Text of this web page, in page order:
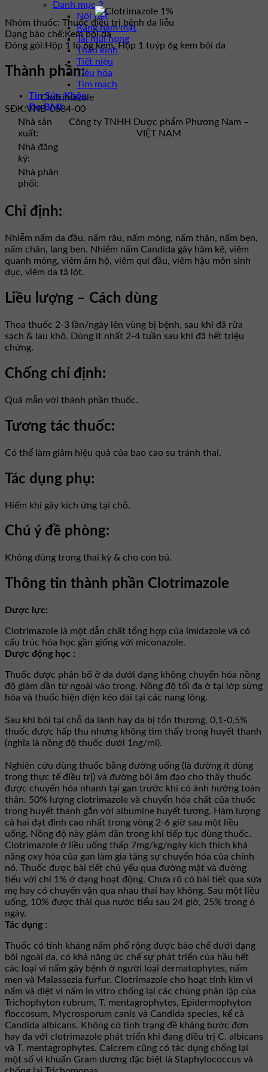
Danh mục 2
Nội tiết
Răng hàm mặt
Tai mũi họng
Thần kinh
Tiết niệu
Tiêu hóa
Tim mạch
Tin Sức Khỏe
Đo BMI
Nhóm thuốc: Thuốc điều trị bệnh da liễu
Dạng bào chế: Kem bôi da
Đóng gói: Hộp 1 lọ 6g kem, Hộp 1 tuýp 6g kem bôi da
Thành phần:
Clotrimazole
SĐK:VNB-0684-00
Nhà sản
xuất:
Công ty TNHH Dược phẩm Phương Nam –
VIỆT NAM
Nhà đăng
ký:
Nhà phân
phối:
Chỉ định:
Nhiễm nấm da đầu, nấm râu, nấm móng, nấm thân, nấm bẹn,
nấm chân, lang ben. Nhiễm nấm Candida gây hăm kẽ, viêm
quanh móng, viêm âm hộ, viêm qui đầu, viêm hậu môn sinh
dục, viêm da tã lót.
Liều lượng – Cách dùng
Thoa thuốc 2-3 lần/ngày lên vùng bị bệnh, sau khi đã rửa
sạch & lau khô. Dùng ít nhất 2-4 tuần sau khi đã hết triệu
chứng.
Chống chỉ định:
Quá mẫn với thành phần thuốc.
Tương tác thuốc:
Có thể làm giảm hiệu quả của bao cao su tránh thai.
Tác dụng phụ:
Hiếm khi gây kích ứng tại chỗ.
Chú ý đề phòng:
Không dùng trong thai kỳ & cho con bú.
Thông tin thành phần Clotrimazole
Dược lực:
Clotrimazole là một dẫn chất tổng hợp của imidazole và có
cấu trúc hóa học gần giống với miconazole.
Dược động học :
Thuốc được phân bố ở da dưới dạng không chuyển hóa nồng
độ giảm dần từ ngoài vào trong. Nồng độ tối đa ở tại lớp sừng
hóa và thuốc hiện diện kéo dài tại các nang lông.
Sau khi bôi tại chỗ da lành hay da bị tổn thương, 0,1-0,5%
thuốc được hấp thu nhưng không tìm thấy trong huyết thanh
(nghĩa là nồng độ thuốc dưới 1ng/ml).
Nghiên cứu dùng thuốc bằng đường uống (là đường ít dùng
trong thực tế điều trị) và đường bôi âm đạo cho thấy thuốc
được chuyển hóa nhanh tại gan trước khi có ảnh hưởng toàn
thân. 50% lượng clotrimazole và chuyển hóa chất của thuốc
trong huyết thanh gắn với albumine huyết tương. Hàm lượng
cả hai đạt đỉnh cao nhất trong vòng 2-6 giờ sau một liều
uống. Nồng độ này giảm dần trong khi tiếp tục dùng thuốc.
Clotrimazole ở liều uống thấp 7mg/kg/ngày kích thích khả
năng oxy hóa của gan làm gia tăng sự chuyển hóa của chính
nó. Thuốc được bài tiết chủ yếu qua đường mật và đường
tiểu với chỉ 1% ở dạng hoạt động. Chưa rõ có bài tiết qua sữa
mẹ hay có chuyển vận qua nhau thai hay không. Sau một liều
uống, 10% được thải qua nước tiểu sau 24 giờ, 25% trong 6
ngày.
Tác dụng :
Thuốc có tính kháng nấm phổ rộng được bào chế dưới dạng
bôi ngoài da, có khả năng ức chế sự phát triển của hầu hết
các loại vi nấm gây bệnh ở người loại dermatophytes, nấm
men và Malassezia furfur. Clotrimazole cho hoạt tính kìm vi
nấm và diệt vi nấm in vitro chống lại các chủng phân lập của
Trichophyton rubrum, T. mentagrophytes, Epidermophyton
floccosum, Mycrosporum canis và Candida species, kể cả
Candida albicans. Không có tình trạng đề kháng bước đơn
hay đa với clotrimazole phát triển khi đang điều trị C. albicans
và T. mentagrophytes. Calcrem cũng có tác dụng chống lại
một số vi khuẩn Gram dương đặc biệt là Staphylococcus và